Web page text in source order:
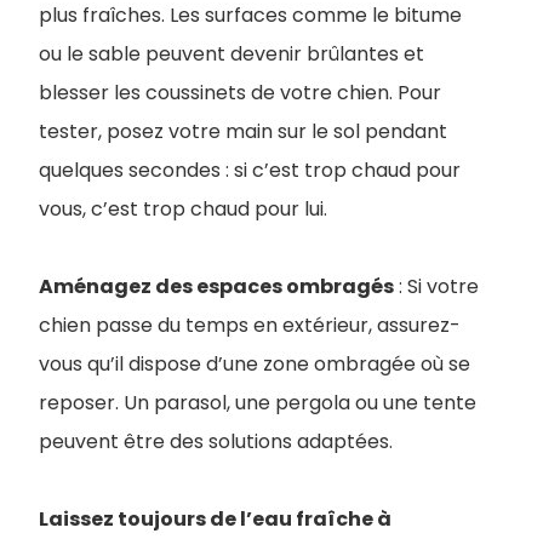
plus fraîches. Les surfaces comme le bitume
ou le sable peuvent devenir brûlantes et
blesser les coussinets de votre chien. Pour
tester, posez votre main sur le sol pendant
quelques secondes : si c’est trop chaud pour
vous, c’est trop chaud pour lui.
Aménagez des espaces ombragés: Si votre
chien passe du temps en extérieur, assurez-
vous qu’il dispose d’une zone ombragée où se
reposer. Un parasol, une pergola ou une tente
peuvent être des solutions adaptées.
Laissez toujours de l’eau fraîche à